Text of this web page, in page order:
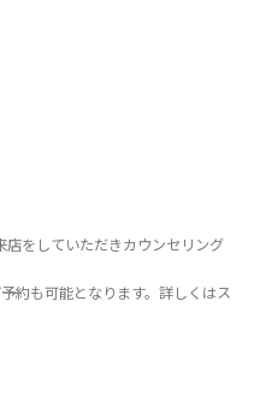
をしていただきカウンセリング
約も可能となります。詳しくはス